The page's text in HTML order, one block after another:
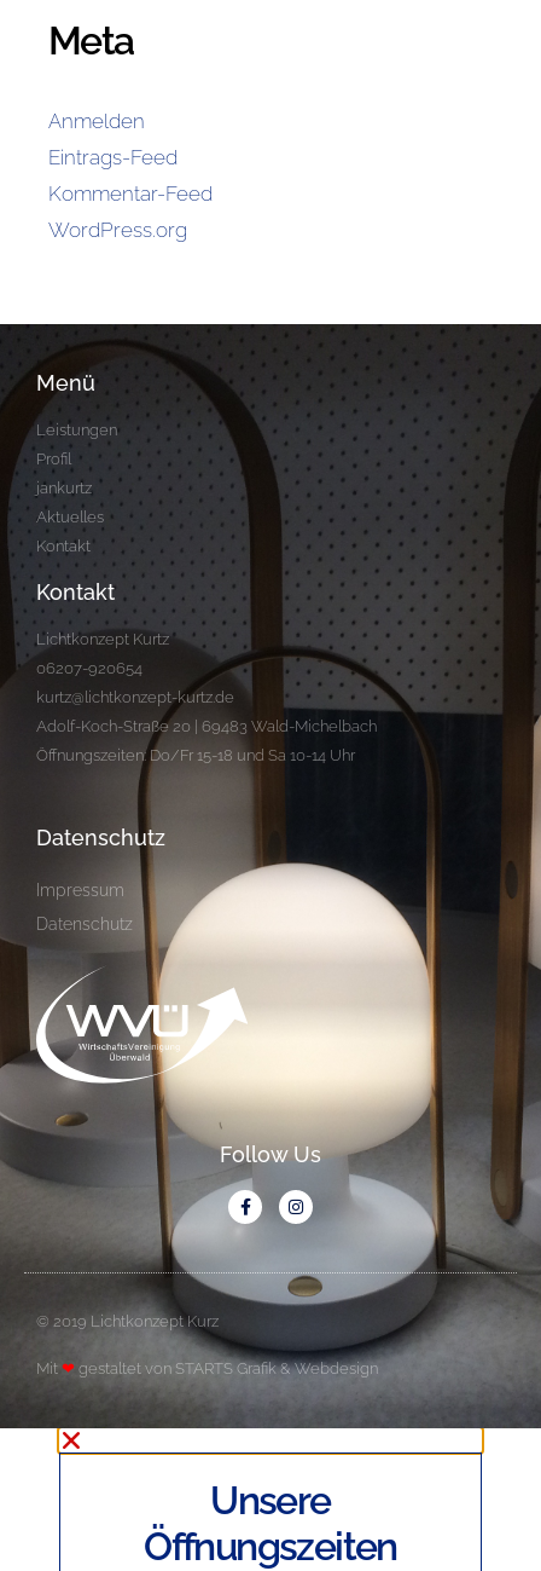
Meta
Anmelden
Eintrags-Feed
Kommentar-Feed
WordPress.org
Menü
Leistungen
Profil
jankurtz
Aktuelles
Kontakt
Kontakt
Lichtkonzept Kurtz
06207-920654
kurtz@lichtkonzept-kurtz.de
Adolf-Koch-Straße 20 | 69483 Wald-Michelbach
Öffnungszeiten: Do/Fr 15-18 und Sa 10-14 Uhr
Datenschutz
Impressum
Datenschutz
Follow Us
© 2019 Lichtkonzept Kurz
Mit ❤ gestaltet von STARTS Grafik & Webdesign
Unsere
Öffnungszeiten